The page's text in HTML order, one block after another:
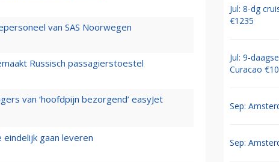
van SAS Noorwegen
Russisch passagierstoestel
van ‘hoofdpijn bezorgend’ easyJet
gaan leveren
Jul: 8-dg
€1235
Jul: 9-
Curacao
Sep:
Sep: